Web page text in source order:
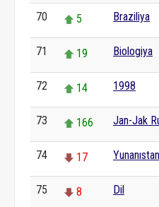
70 5 Braziliya
71 19 Biologiya
72 14 1998
73 166 Jan-Jak
74 17 Yunanıstan
75 8 Dil